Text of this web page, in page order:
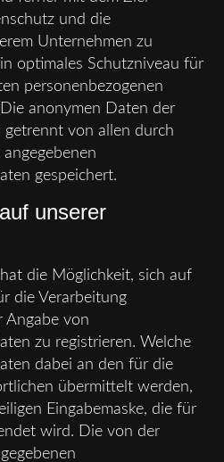
und die
Unternehmen zu
optimales Schutzniveau für
personenbezogenen
anonymen Daten der
getrennt von allen durch
gespeichert.
unserer
die Möglichkeit, sich auf
die Verarbeitung
Angabe von
zu registrieren. Welche
dabei an den für die
übermittelt werden,
Eingabemaske, die für
wird. Die von der